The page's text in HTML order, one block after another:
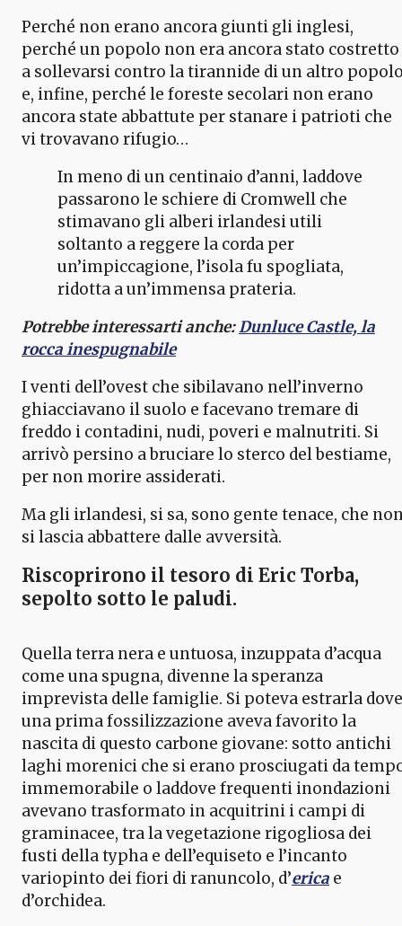
Perché non erano ancora giunti gli inglesi,
perché un popolo non era ancora stato costretto
a sollevarsi contro la tirannide di un altro
e, infine, perché le foreste secolari non erano
ancora state abbattute per stanare i patrioti che
vi trovavano rifugio…
In meno di un centinaio d’anni, laddove
passarono le schiere di Cromwell che
stimavano gli alberi irlandesi utili
soltanto a reggere la corda per
un’impiccagione, l’isola fu spogliata,
ridotta a un’immensa prateria.
Potrebbe interessarti anche:Dunluce Castle, la
rocca inespugnabile
I venti dell’ovest che sibilavano nell’inverno
ghiacciavano il suolo e facevano tremare di
freddo i contadini, nudi, poveri e malnutriti. Si
arrivò persino a bruciare lo sterco del bestiame,
per non morire assiderati.
Ma gli irlandesi, si sa, sono gente tenace, che
si lascia abbattere dalle avversità.
Riscoprirono il tesoro di Eric Torba,
sepolto sotto le paludi.
Quella terra nera e untuosa, inzuppata d’acqua
come una spugna, divenne la speranza
imprevista delle famiglie. Si poteva estrarla dove
una prima fossilizzazione aveva favorito la
nascita di questo carbone giovane: sotto antichi
laghi morenici che si erano prosciugati da
immemorabile o laddove frequenti inondazioni
avevano trasformato in acquitrini i campi di
graminacee, tra la vegetazione rigogliosa dei
fusti della typha e dell’equiseto e l’incanto
variopinto dei fiori di ranuncolo, d’erica e
d’orchidea.